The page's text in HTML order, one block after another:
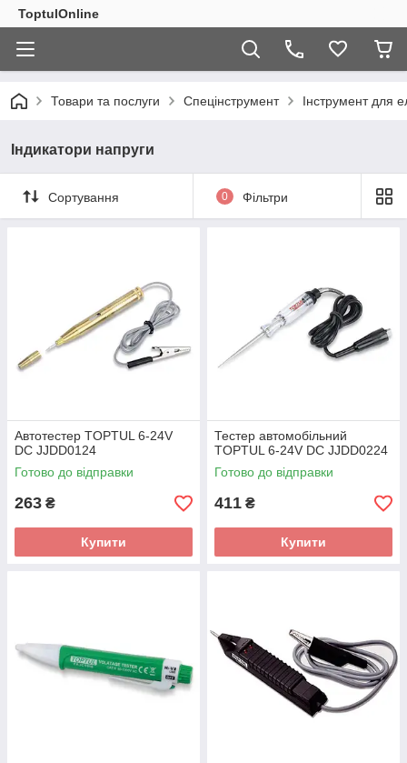
ToptulOnline
Товари та послуги Спецінструмент Інструмент для
Індикатори напруги
Сортування 0 Фільтри
Автотестер TOPTUL 6-24V
DC JJDD0124
Готово до відправки
263 ₴
Купити
Тестер автомобільний
TOPTUL 6-24V DC JJDD0224
Готово до відправки
411 ₴
Купити